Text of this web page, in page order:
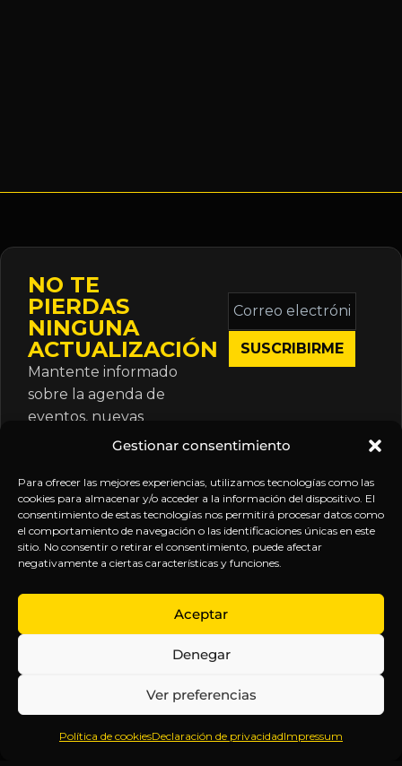
Gestionar consentimiento
Para ofrecer las mejores experiencias, utilizamos tecnologías como las
cookies para almacenar y/o acceder a la información del dispositivo. El
consentimiento de estas tecnologías nos permitirá procesar datos como
el comportamiento de navegación o las identificaciones únicas en este
sitio. No consentir o retirar el consentimiento, puede afectar
negativamente a ciertas características y funciones.
Aceptar
Denegar
Ver preferencias
Política de cookiesDeclaración de privacidadImpressum
NO TE
PIERDAS
NINGUNA
ACTUALIZACIÓN
Mantente informado
sobre la agenda de
eventos, nuevas
publicaciones y
suscripción.
Correo
electrónico
*
Inteligencia
Anticipándonos
EXPLORA
Inicio
Sobre
Contenido
Webinars
LEGAL
Política
de
Términos y
Aviso
SÍGUENOS